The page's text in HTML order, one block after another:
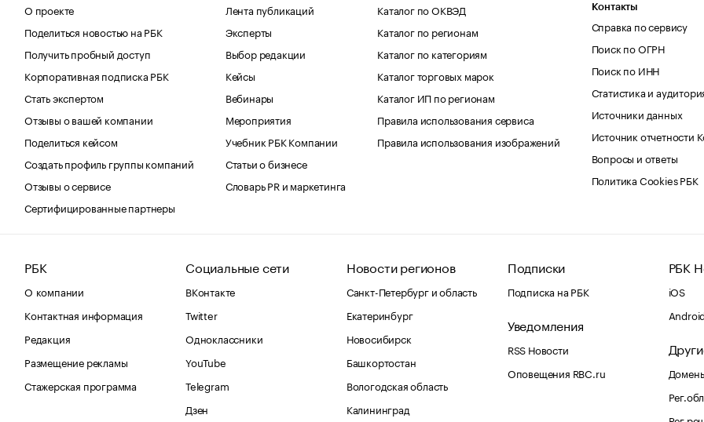
О проекте
Поделиться новостью на РБК
Получить пробный доступ
Корпоративная подписка РБК
Стать экспертом
Отзывы о вашей компании
Поделиться кейсом
Создать профиль группы компаний
Отзывы о сервисе
Сертифицированные партнеры
Лента публикаций
Эксперты
Выбор редакции
Кейсы
Вебинары
Мероприятия
Учебник РБК Компании
Статьи о бизнесе
Словарь PR и маркетинга
Каталог по ОКВЭД
Каталог по регионам
Каталог по категориям
Каталог торговых марок
Каталог ИП по регионам
Правила использования сервиса
Правила использования изображений
Контакты
Справка по сервису
Поиск по ОГРН
Поиск по ИНН
Статистика и
Источники данных
Источник отчетности
Вопросы и ответы
Политика Cookies РБК
РБК
О компании
Контактная информация
Редакция
Размещение рекламы
Стажерская программа
Социальные сети
ВКонтакте
Twitter
Одноклассники
YouTube
Telegram
Дзен
Новости регионов
Санкт-Петербург и область
Екатеринбург
Новосибирск
Башкортостан
Вологодская область
Калининград
Подписки
Подписка на РБК
Уведомления
RSS Новости
Оповещения RBC.ru
РБК
iOS